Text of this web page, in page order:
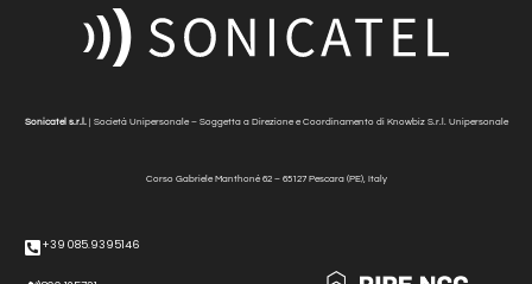
Sonicatel s.r.l.| Società Unipersonale – Soggetta a Direzione e Coordinamento di Knowbiz S.r.l. Unipersonale
Corso Gabriele Manthonè62 – 65127 Pescara (PE), Italy
+39 085.9395146